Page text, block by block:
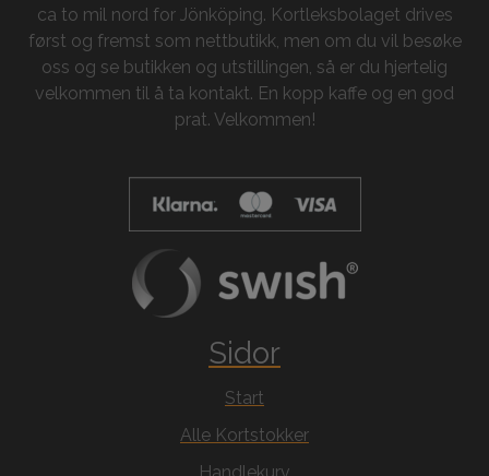
ca to mil nord for Jönköping. Kortleksbolaget drives
først og fremst som nettbutikk, men om du vil besøke
oss og se butikken og utstillingen, så er du hjertelig
velkommen til å ta kontakt. En kopp kaffe og en god
prat. Velkommen!
Sidor
Start
Alle Kortstokker